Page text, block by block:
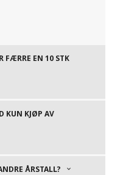
FÆRRE EN 10 STK
KUN KJØP AV
ÅRSTALL?